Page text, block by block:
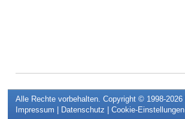
Alle Rechte vorbehalten. Copyright © 1998-2026
Impressum
Datenschutz Cookie-Einstellungen